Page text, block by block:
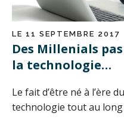
LE 11 SEPTEMBRE 2017
Des Millenials pas
la technologie…
Le fait d’être né à l’ère
technologie tout au long